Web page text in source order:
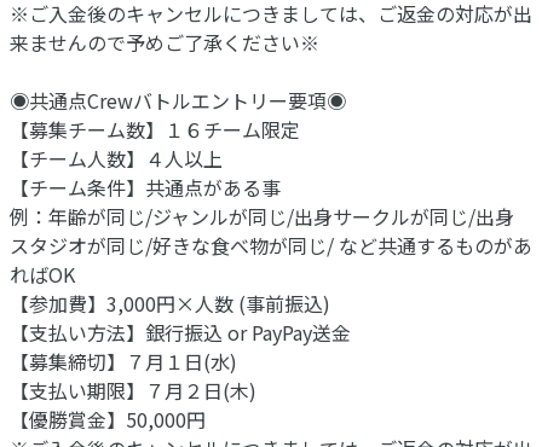
※ご入金後のキャンセルにつきましては、ご返金の対応が出
来ませんので予めご了承ください※
◉共通点Crewバトルエントリー要項◉
【募集チーム数】１６チーム限定
【チーム人数】４人以上
【チーム条件】共通点がある事
例：年齢が同じ/ジャンルが同じ/出身サークルが同じ/出身
スタジオが同じ/好きな食べ物が同じ/ など共通するものがあ
ればOK
【参加費】3,000円×人数 (事前振込)
【支払い方法】銀行振込 or PayPay送金
【募集締切】７月１日(水)
【支払い期限】７月２日(木)
【優勝賞金】50,000円